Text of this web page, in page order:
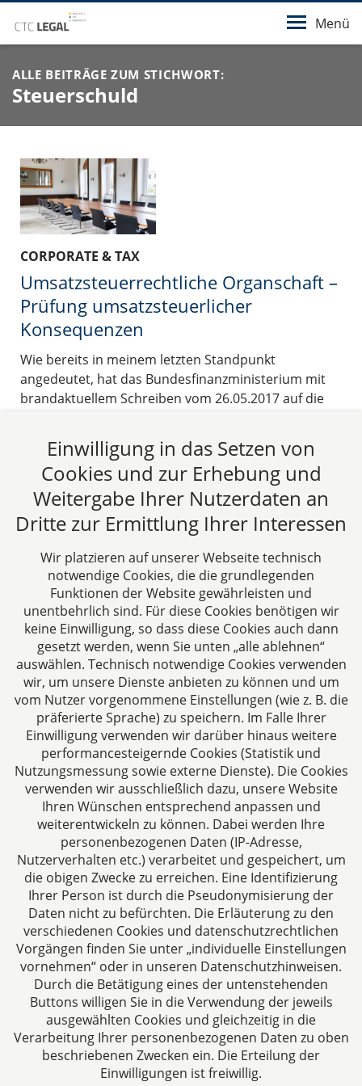
Menü
ALLE BEITRÄGE ZUM STICHWORT:
Steuerschuld
CORPORATE & TAX
Umsatzsteuerrechtliche Organschaft –
Prüfung umsatzsteuerlicher
Konsequenzen
Wie bereits in meinem letzten Standpunkt
angedeutet, hat das Bundesfinanzministerium mit
brandaktuellem Schreiben vom 26.05.2017 auf die
bezüglich umsatzsteuerrechtlichen Organschaften
des EuGH und des BFH reagiert.
14.06.2017
Beitrag lesen
CTC LEGAL
Aachen
Jülicher Straße 215
52070 Aachen
Deutschland
Tel: +49 241 94621-0
Fax: +49 241 94621-111
E-Mail:kanzlei@dhk-law.com
Über uns
Ihre Ansprechpartner für Fragen rund um
Gesellschaftsrecht, Steuergestaltung und
Vertragsrecht.
Impressum
Datenschutzerklärung
Einwilligung in das Setzen von
Cookies und zur Erhebung und
Weitergabe Ihrer Nutzerdaten an
Dritte zur Ermittlung Ihrer Interessen
Wir platzieren auf unserer Webseite technisch
notwendige Cookies, die die grundlegenden
Funktionen der Website gewährleisten und
unentbehrlich sind. Für diese Cookies benötigen wir
keine Einwilligung, so dass diese Cookies auch dann
gesetzt werden, wenn Sie unten „alle ablehnen“
auswählen. Technisch notwendige Cookies verwenden
wir, um unsere Dienste anbieten zu können und um
vom Nutzer vorgenommene Einstellungen (wie z. B. die
präferierte Sprache) zu speichern. Im Falle Ihrer
Einwilligung verwenden wir darüber hinaus weitere
performancesteigernde Cookies (Statistik und
Nutzungsmessung sowie externe Dienste). Die Cookies
verwenden wir ausschließlich dazu, unsere Website
Ihren Wünschen entsprechend anpassen und
weiterentwickeln zu können. Dabei werden Ihre
personenbezogenen Daten (IP-Adresse,
Nutzerverhalten etc.) verarbeitet und gespeichert, um
die obigen Zwecke zu erreichen. Eine Identifizierung
Ihrer Person ist durch die Pseudonymisierung der
Daten nicht zu befürchten. Die Erläuterung zu den
verschiedenen Cookies und datenschutzrechtlichen
Vorgängen finden Sie unter „individuelle Einstellungen
vornehmen“ oder in unseren Datenschutzhinweisen.
Durch die Betätigung eines der untenstehenden
Buttons willigen Sie in die Verwendung der jeweils
ausgewählten Cookies und gleichzeitig in die
Verarbeitung Ihrer personenbezogenen Daten zu oben
beschriebenen Zwecken ein. Die Erteilung der
Einwilligungen ist freiwillig.